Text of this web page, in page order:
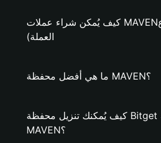
كيف يُمكن شراء عملات MAVEN؟ (فقط لمشروع
العملة)
ما هي أفضل محفظة MAVEN؟
كيف يُمكنك تنزيل محفظة Bitget وإنشاء محفظة
MAVEN؟